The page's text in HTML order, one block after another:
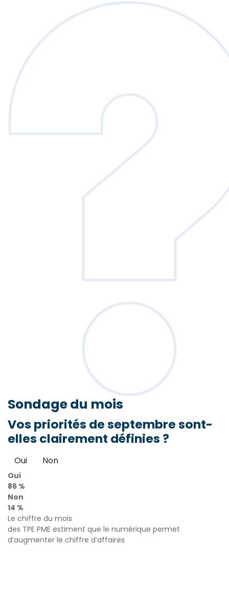
Sondagedu mois
Vos priorités de septembre sont-
elles clairement définies ?
Oui Non
Oui
86 %
Non
14 %
Le chiffre du mois
des TPE PME estiment que le numérique permet
d’augmenter le chiffre d’affaires